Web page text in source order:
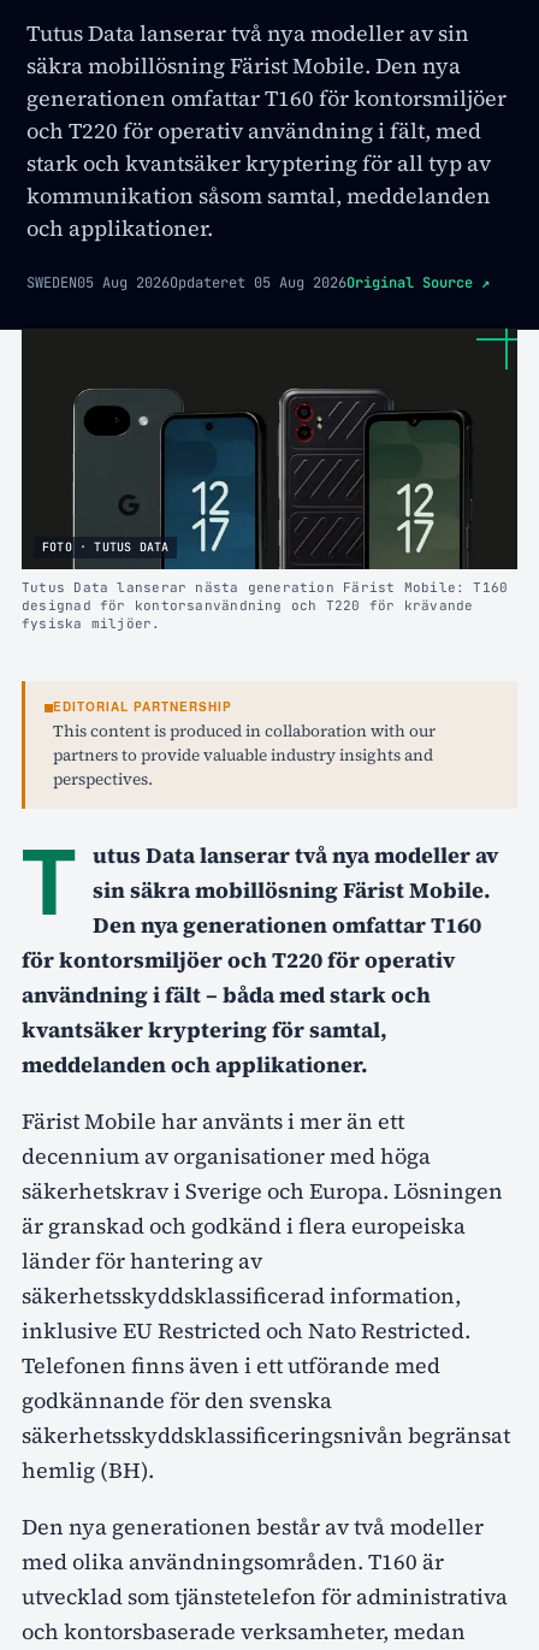
Tutus Data lanserar två nya modeller av sin
säkra mobillösning Färist Mobile. Den nya
generationen omfattar T160 för kontorsmiljöer
och T220 för operativ användning i fält, med
stark och kvantsäker kryptering för all typ av
kommunikation såsom samtal, meddelanden
och applikationer.
SWEDEN05 Aug 2026Opdateret 05 Aug 2026Original Source ↗
FOTO · TUTUS DATA
Tutus Data lanserar nästa generation Färist Mobile: T160
designad för kontorsanvändning och T220 för krävande
fysiska miljöer.
EDITORIAL PARTNERSHIP
This content is produced in collaboration with our
partners to provide valuable industry insights and
perspectives.
T utus Data lanserar två nya modeller av
sin säkra mobillösning Färist Mobile.
Den nya generationen omfattar T160
för kontorsmiljöer och T220 för operativ
användning i fält – båda med stark och
kvantsäker kryptering för samtal,
meddelanden och applikationer.
Färist Mobile har använts i mer än ett
decennium av organisationer med höga
säkerhetskrav i Sverige och Europa. Lösningen
är granskad och godkänd i flera europeiska
länder för hantering av
säkerhetsskyddsklassificerad information,
inklusive EU Restricted och Nato Restricted.
Telefonen finns även i ett utförande med
godkännande för den svenska
säkerhetsskyddsklassificeringsnivån begränsat
hemlig (BH).
Den nya generationen består av två modeller
med olika användningsområden. T160 är
utvecklad som tjänstetelefon för administrativa
och kontorsbaserade verksamheter, medan